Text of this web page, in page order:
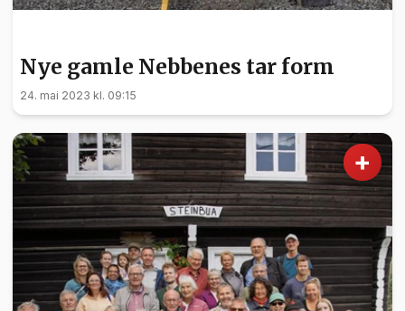
Nye gamle Nebbenes tar form
24. mai 2023 kl. 09:15
+